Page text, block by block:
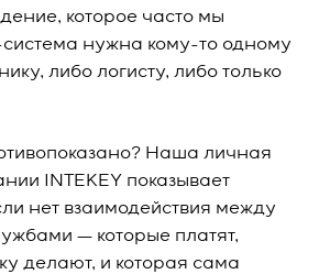
которое часто мы
нужна кому-то одному
либо логисту, либо только
Наша личная
INTEKEY показывает
нет взаимодействия между
— которые платят,
делают, и которая сама